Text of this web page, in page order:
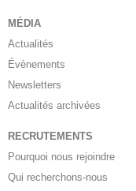
MÉDIA
Actualités
Évènements
Newsletters
Actualités archivées
RECRUTEMENTS
Pourquoi nous rejoindre
Qui recherchons-nous